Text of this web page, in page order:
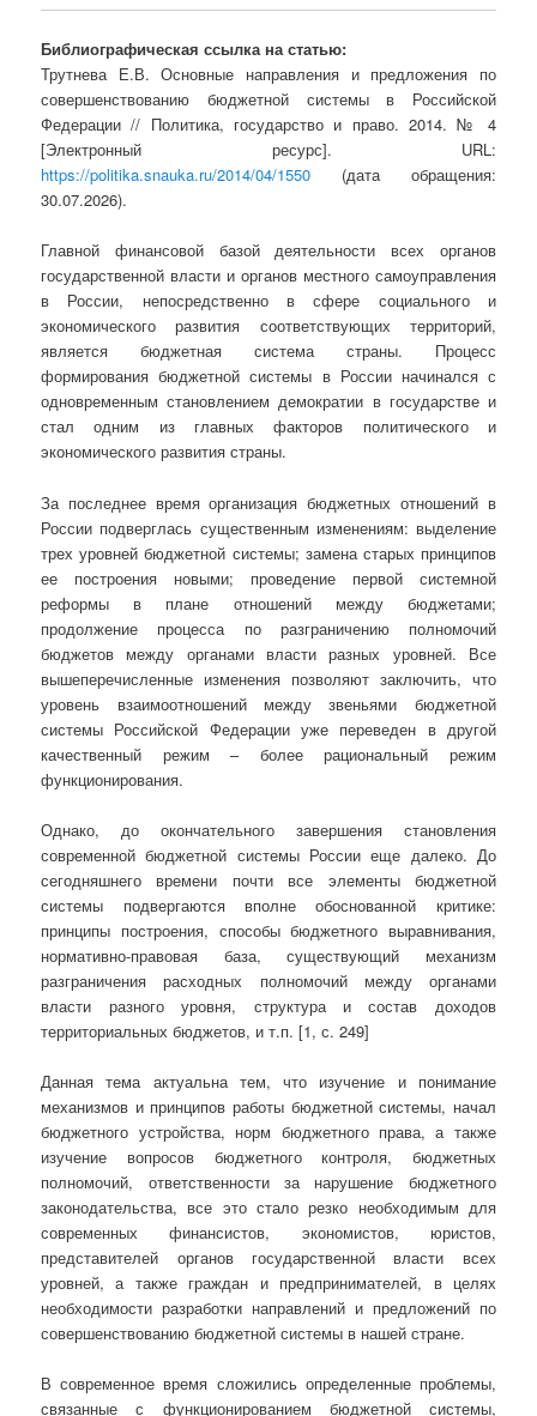
Библиографическая ссылка на статью:
Трутнева Е.В. Основные направления и предложения по
совершенствованию бюджетной системы в Российской
Федерации // Политика, государство и право. 2014. № 4
[Электронный ресурс]. URL:
https://politika.snauka.ru/2014/04/1550 (дата обращения:
30.07.2026).
Главной финансовой базой деятельности всех органов
государственной власти и органов местного самоуправления
в России, непосредственно в сфере социального и
экономического развития соответствующих территорий,
является бюджетная система страны. Процесс
формирования бюджетной системы в России начинался с
одновременным становлением демократии в государстве и
стал одним из главных факторов политического и
экономического развития страны.
За последнее время организация бюджетных отношений в
России подверглась существенным изменениям: выделение
трех уровней бюджетной системы; замена старых принципов
ее построения новыми; проведение первой системной
реформы в плане отношений между бюджетами;
продолжение процесса по разграничению полномочий
бюджетов между органами власти разных уровней. Все
вышеперечисленные изменения позволяют заключить, что
уровень взаимоотношений между звеньями бюджетной
системы Российской Федерации уже переведен в другой
качественный режим – более рациональный режим
функционирования.
Однако, до окончательного завершения становления
современной бюджетной системы России еще далеко. До
сегодняшнего времени почти все элементы бюджетной
системы подвергаются вполне обоснованной критике:
принципы построения, способы бюджетного выравнивания,
нормативно-правовая база, существующий механизм
разграничения расходных полномочий между органами
власти разного уровня, структура и состав доходов
территориальных бюджетов, и т.п. [1, с. 249]
Данная тема актуальна тем, что изучение и понимание
механизмов и принципов работы бюджетной системы, начал
бюджетного устройства, норм бюджетного права, а также
изучение вопросов бюджетного контроля, бюджетных
полномочий, ответственности за нарушение бюджетного
законодательства, все это стало резко необходимым для
современных финансистов, экономистов, юристов,
представителей органов государственной власти всех
уровней, а также граждан и предпринимателей, в целях
необходимости разработки направлений и предложений по
совершенствованию бюджетной системы в нашей стране.
В современное время сложились определенные проблемы,
связанные с функционированием бюджетной системы,